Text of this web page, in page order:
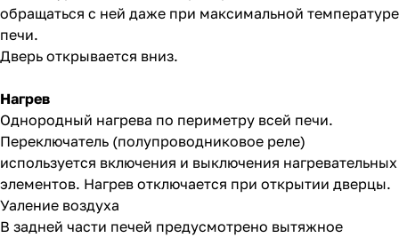
обращаться с ней даже при максимальной температуре
печи.
Дверь открывается вниз.
Нагрев
Однородный нагрева по периметру всей печи.
Переключатель (полупроводниковое реле)
используется включения и выключения нагревательных
элементов. Нагрев отключается при открытии дверцы.
Уаление воздуха
В задней части печей предусмотрено вытяжное